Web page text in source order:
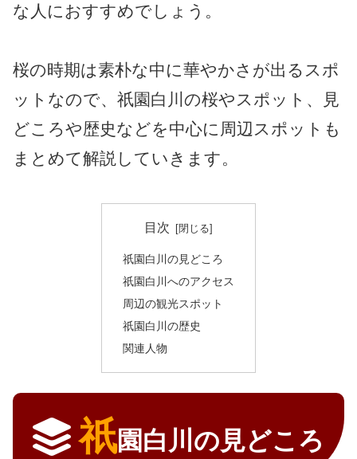
な人におすすめでしょう。
桜の時期は素朴な中に華やかさが出るスポ
ットなので、祇園白川の桜やスポット、見
どころや歴史などを中心に周辺スポットも
まとめて解説していきます。
目次
祇園白川の見どころ
祇園白川へのアクセス
周辺の観光スポット
祇園白川の歴史
関連人物
祇園白川の見どころ